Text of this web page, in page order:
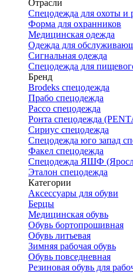
Отрасли
Спецодежда для охоты и
Форма для охранников
Медицинская одежда
Одежда для
Сигнальная одежда
Спецодежда для
Бренд
Brodeks спецодежда
Прабо спецодежда
Рассо спецодежда
Ронта спецодежда
Сириус спецодежда
Спецодежда юго запад
Факел спецодежда
Спецодежда ЯШФ
Эталон спецодежда
Категории
Аксессуары для обуви
Берцы
Медицинская обувь
Обувь бортопрошивная
Обувь литьевая
Зимняя рабочая обувь
Обувь повседневная
Резиновая обувь для